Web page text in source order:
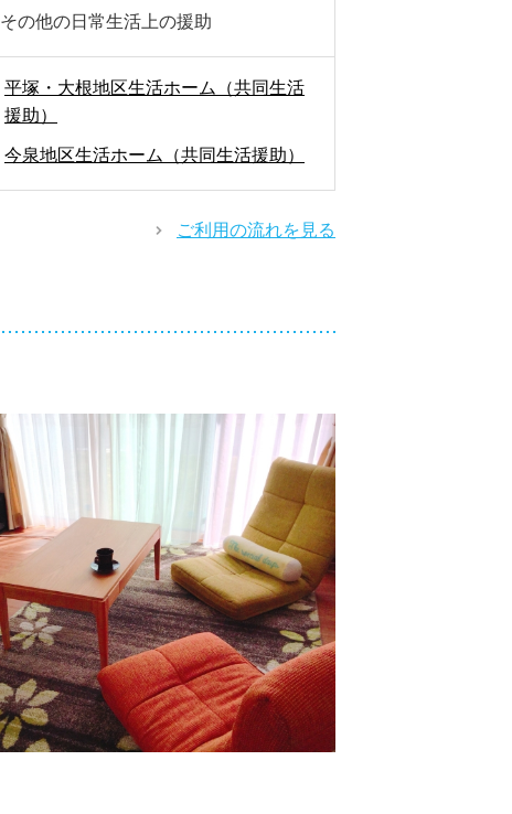
その他の日常生活上の援助
平塚・大根地区生活ホーム（共同生活
援助）
今泉地区生活ホーム（共同生活援助）
ご利用の流れを見る